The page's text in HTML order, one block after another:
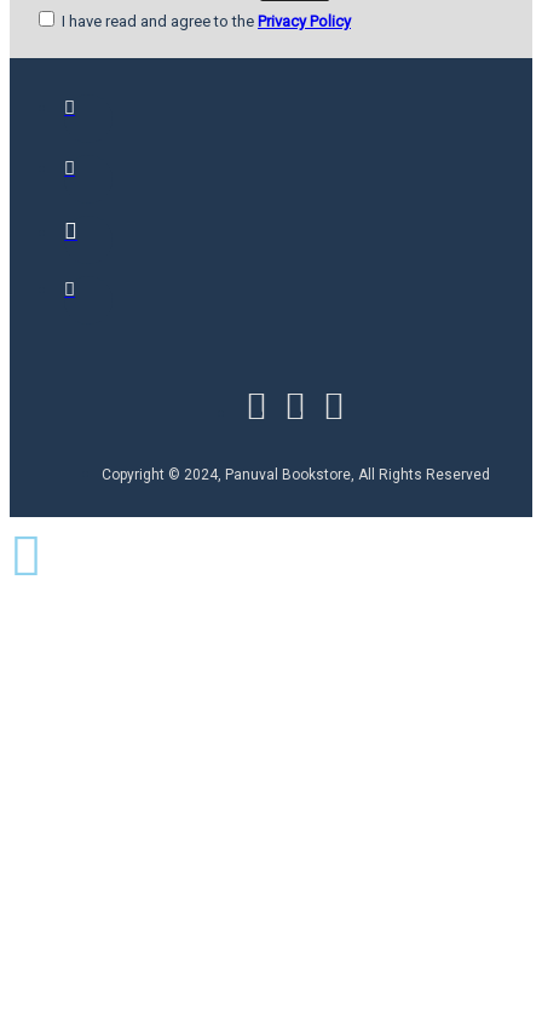
I have read and agree to the Privacy Policy
Copyright © 2024, Panuval Bookstore, All Rights Reserved